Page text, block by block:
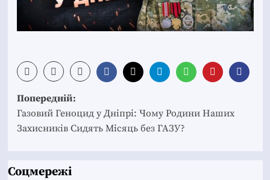
Post
navigation
Попередній:
Газовий Геноцид у Дніпрі: Чому Родини Наших
Захисників Сидять Місяць без ГАЗУ?
Соцмережі